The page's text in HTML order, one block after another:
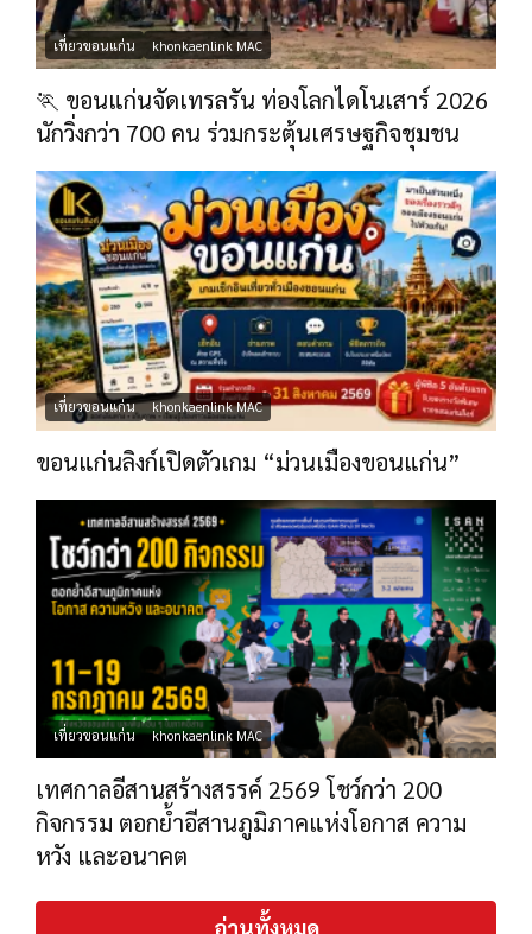
เที่ยวขอนแก่น khonkaenlink MAC
🏃 ขอนแก่นจัดเทรลรัน ท่องโลกไดโนเสาร์ 2026
นักวิ่งกว่า 700 คน ร่วมกระตุ้นเศรษฐกิจชุมชน
เที่ยวขอนแก่น khonkaenlink MAC
ขอนแก่นลิงก์เปิดตัวเกม “ม่วนเมืองขอนแก่น”
เที่ยวขอนแก่น khonkaenlink MAC
เทศกาลอีสานสร้างสรรค์ 2569 โชว์กว่า 200
กิจกรรม ตอกย้ำอีสานภูมิภาคแห่งโอกาส ความ
หวัง และอนาคต
อ่านทั้งหมด